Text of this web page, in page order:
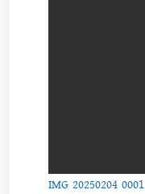
IMG 20250204 0001